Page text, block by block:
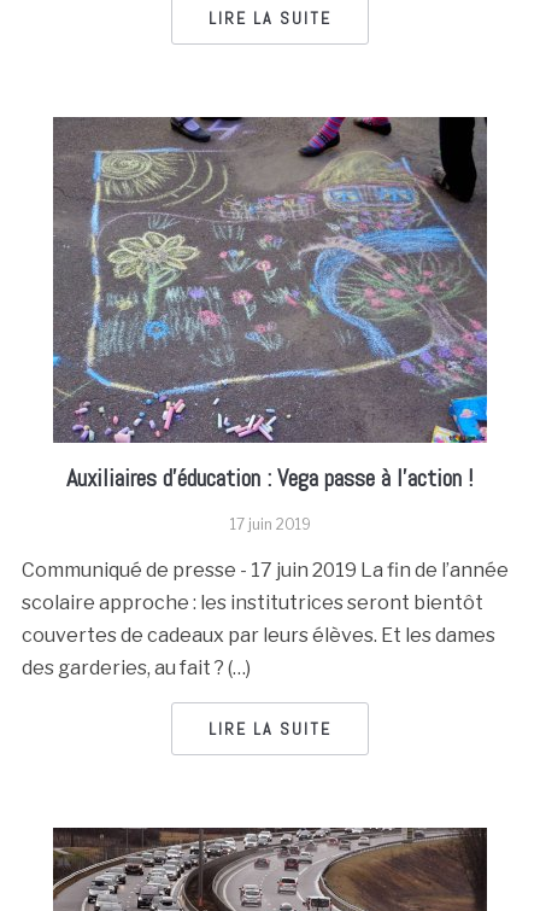
LIRE LA SUITE
Auxiliaires d’éducation : Vega passe à l’action !
17 juin 2019
Communiqué de presse - 17 juin 2019 La fin de l’année
scolaire approche : les institutrices seront bientôt
couvertes de cadeaux par leurs élèves. Et les dames
des garderies, au fait ? (…)
LIRE LA SUITE